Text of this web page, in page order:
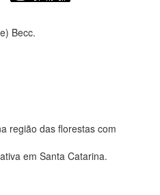
Becc.
região das florestas com
em Santa Catarina.